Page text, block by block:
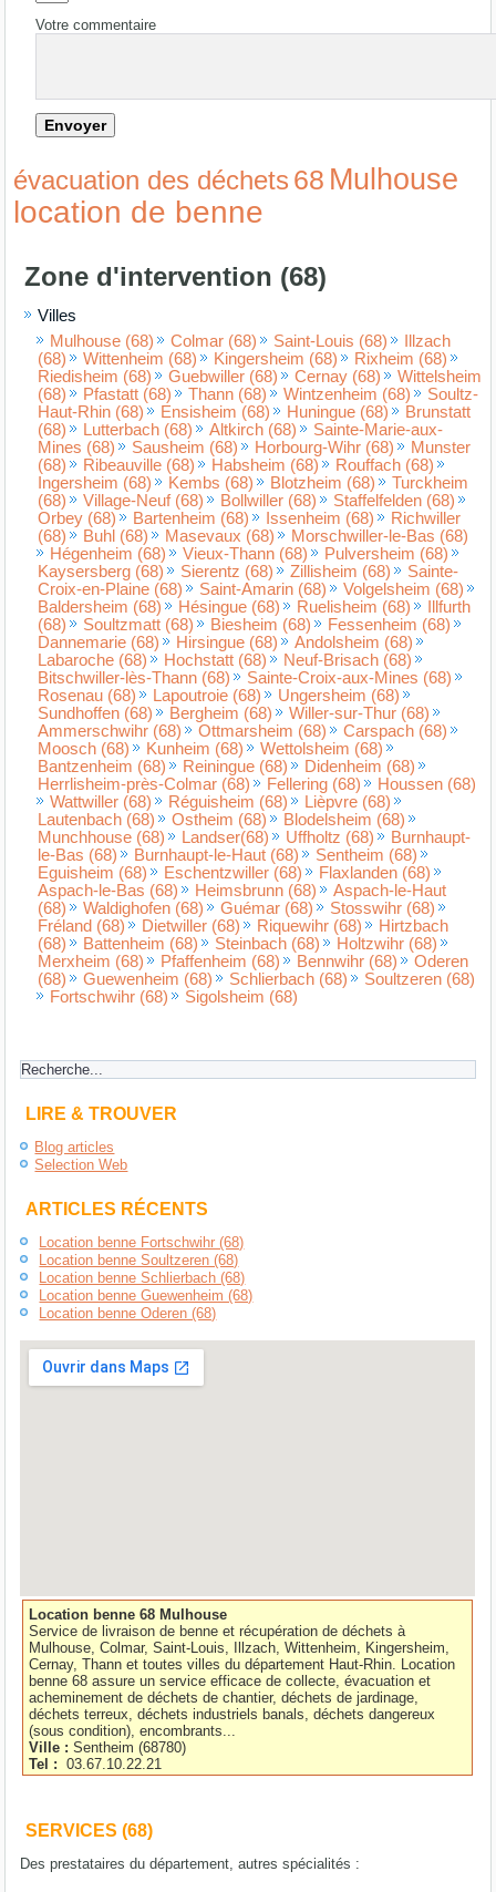
Votre commentaire
évacuation des déchets 68 Mulhouse
location de benne
Zone d'intervention (68)
Villes
Mulhouse (68)
Colmar (68) Saint-Louis (68)
Illzach
(68)
Wittenheim (68) Kingersheim (68)
Rixheim (68)
Riedisheim (68)
Guebwiller (68) Cernay (68)
Wittelsheim
(68)
Pfastatt (68) Thann (68) Wintzenheim (68)
Soultz-
Haut-Rhin (68)
Ensisheim (68) Huningue (68)
Brunstatt
(68)
Lutterbach (68) Altkirch (68)
Sainte-Marie-aux-
Mines (68)
Sausheim (68) Horbourg-Wihr (68)
Munster
(68)
Ribeauville (68) Habsheim (68)
Rouffach (68)
Ingersheim (68)
Kembs (68) Blotzheim (68)
Turckheim
(68)
Village-Neuf (68) Bollwiller (68)
Staffelfelden (68)
Orbey (68)
Bartenheim (68) Issenheim (68)
Richwiller
(68)
Buhl (68) Masevaux (68)
Morschwiller-le-Bas (68)
Hégenheim (68)
Vieux-Thann (68)
Pulversheim (68)
Kaysersberg (68)
Sierentz (68) Zillisheim (68)
Sainte-
Croix-en-Plaine (68)
Saint-Amarin (68)
Volgelsheim (68)
Baldersheim (68)
Hésingue (68) Ruelisheim (68)
Illfurth
(68)
Soultzmatt (68) Biesheim (68)
Fessenheim (68)
Dannemarie (68)
Hirsingue (68)
Andolsheim (68)
Labaroche (68)
Hochstatt (68)
Neuf-Brisach (68)
Bitschwiller-lès-Thann (68)
Sainte-Croix-aux-Mines (68)
Rosenau (68)
Lapoutroie (68)
Ungersheim (68)
Sundhoffen (68)
Bergheim (68)
Willer-sur-Thur (68)
Ammerschwihr (68)
Ottmarsheim (68)
Carspach (68)
Moosch (68)
Kunheim (68)
Wettolsheim (68)
Bantzenheim (68)
Reiningue (68)
Didenheim (68)
Herrlisheim-près-Colmar (68)
Fellering (68)
Houssen (68)
Wattwiller (68)
Réguisheim (68)
Lièpvre (68)
Lautenbach (68)
Ostheim (68)
Blodelsheim (68)
Munchhouse (68)
Landser(68) Uffholtz (68)
Burnhaupt-
le-Bas (68)
Burnhaupt-le-Haut (68)
Sentheim (68)
Eguisheim (68)
Eschentzwiller (68)
Flaxlanden (68)
Aspach-le-Bas (68)
Heimsbrunn (68)
Aspach-le-Haut
(68)
Waldighofen (68) Guémar (68)
Stosswihr (68)
Fréland (68)
Dietwiller (68) Riquewihr (68)
Hirtzbach
(68)
Battenheim (68) Steinbach (68)
Holtzwihr (68)
Merxheim (68)
Pfaffenheim (68) Bennwihr (68)
Oderen
(68)
Guewenheim (68) Schlierbach (68)
Soultzeren (68)
Fortschwihr (68)
Sigolsheim (68)
LIRE & TROUVER
Blog articles
Selection Web
ARTICLES RÉCENTS
Location benne Fortschwihr (68)
Location benne Soultzeren (68)
Location benne Schlierbach (68)
Location benne Guewenheim (68)
Location benne Oderen (68)
Location benne 68 Mulhouse
Service de livraison de benne et récupération de déchets à
Mulhouse, Colmar, Saint-Louis, Illzach, Wittenheim, Kingersheim,
Cernay, Thann et toutes villes du département Haut-Rhin. Location
benne 68 assure un service efficace de collecte, évacuation et
acheminement de déchets de chantier, déchets de jardinage,
déchets terreux, déchets industriels banals, déchets dangereux
(sous condition), encombrants...
Ville :Sentheim(68780)
Tel :
03.67.10.22.21
SERVICES (68)
Des prestataires du département, autres spécialités :